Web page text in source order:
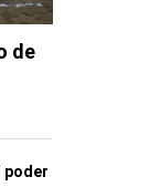
de
poder